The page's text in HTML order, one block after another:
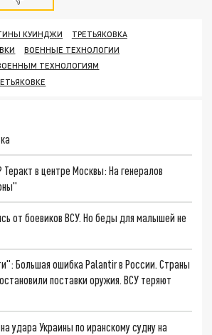
КУИНДЖИ
ТРЕТЬЯКОВКА
ВОЕННЫЕ ТЕХНОЛОГИИ
ТЕХНОЛОГИЯМ
в центре Москвы: На генералов
от боевиков ВСУ. Но беды для малышей не
Большая ошибка Palantir в России. Страны
поставки оружия. ВСУ теряют
удара Украины по иранскому судну на